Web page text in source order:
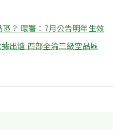
？ 環署：7月公告明年生效
出爐 西部全淪三級空品區